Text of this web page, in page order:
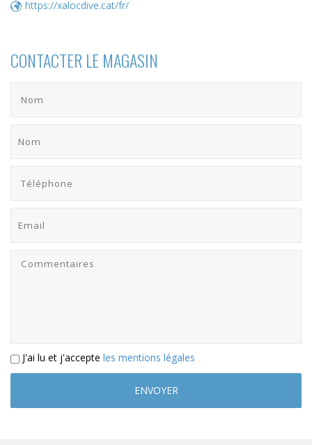
https://xalocdive.cat/fr/
CONTACTER LE MAGASIN
J'ai lu et j'accepte les mentions légales
navigation. Grâce à eux, nous pouvons connaître les
habitudes de navigation sur le site Web et afficher des